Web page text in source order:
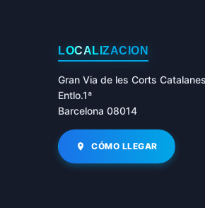
LOCALIZACIÓN
Gran Via de les Corts
Entlo.1ª
Barcelona 08014
CÓMO LLEGAR